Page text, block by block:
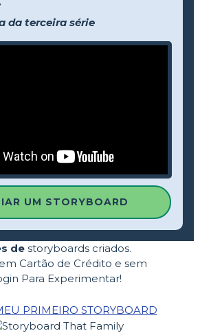
da terceira série
UM STORYBOARD
de storyboards criados.
Cartão de Crédito e sem
Para Experimentar!
PRIMEIRO STORYBOARD